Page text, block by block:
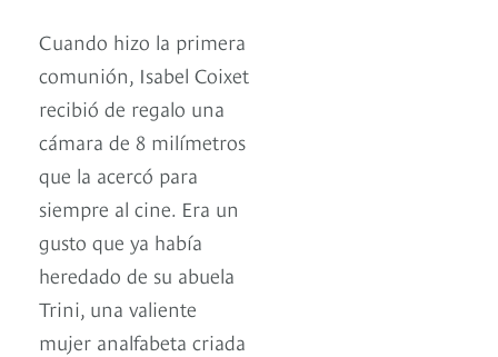
Cuando hizo la primera
comunión, Isabel Coixet
recibió de regalo una
cámara de 8 milímetros
que la acercó para
siempre al cine. Era un
gusto que ya había
heredado de su abuela
Trini, una valiente
mujer analfabeta criada